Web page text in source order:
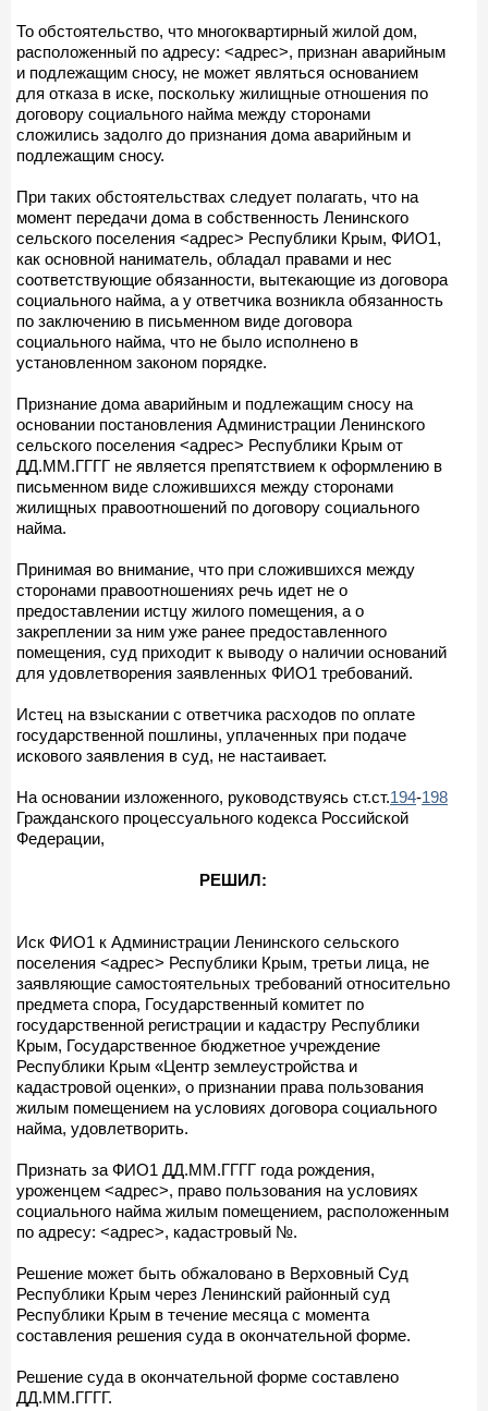
То обстоятельство, что многоквартирный жилой дом,
расположенный по адресу: <адрес>, признан аварийным
и подлежащим сносу, не может являться основанием
для отказа в иске, поскольку жилищные отношения по
договору социального найма между сторонами
сложились задолго до признания дома аварийным и
подлежащим сносу.
При таких обстоятельствах следует полагать, что на
момент передачи дома в собственность Ленинского
сельского поселения <адрес> Республики Крым, ФИО1,
как основной наниматель, обладал правами и нес
соответствующие обязанности, вытекающие из договора
социального найма, а у ответчика возникла обязанность
по заключению в письменном виде договора
социального найма, что не было исполнено в
установленном законом порядке.
Признание дома аварийным и подлежащим сносу на
основании постановления Администрации Ленинского
сельского поселения <адрес> Республики Крым от
ДД.ММ.ГГГГ не является препятствием к оформлению в
письменном виде сложившихся между сторонами
жилищных правоотношений по договору социального
найма.
Принимая во внимание, что при сложившихся между
сторонами правоотношениях речь идет не о
предоставлении истцу жилого помещения, а о
закреплении за ним уже ранее предоставленного
помещения, суд приходит к выводу о наличии оснований
для удовлетворения заявленных ФИО1 требований.
Истец на взыскании с ответчика расходов по оплате
государственной пошлины, уплаченных при подаче
искового заявления в суд, не настаивает.
На основании изложенного, руководствуясь ст.ст.194-198
Гражданского процессуального кодекса Российской
Федерации,
РЕШИЛ:
Иск ФИО1 к Администрации Ленинского сельского
поселения <адрес> Республики Крым, третьи лица, не
заявляющие самостоятельных требований относительно
предмета спора, Государственный комитет по
государственной регистрации и кадастру Республики
Крым, Государственное бюджетное учреждение
Республики Крым «Центр землеустройства и
кадастровой оценки», о признании права пользования
жилым помещением на условиях договора социального
найма, удовлетворить.
Признать за ФИО1 ДД.ММ.ГГГГ года рождения,
уроженцем <адрес>, право пользования на условиях
социального найма жилым помещением, расположенным
по адресу: <адрес>, кадастровый №.
Решение может быть обжаловано в Верховный Суд
Республики Крым через Ленинский районный суд
Республики Крым в течение месяца с момента
составления решения суда в окончательной форме.
Решение суда в окончательной форме составлено
ДД.ММ.ГГГГ.